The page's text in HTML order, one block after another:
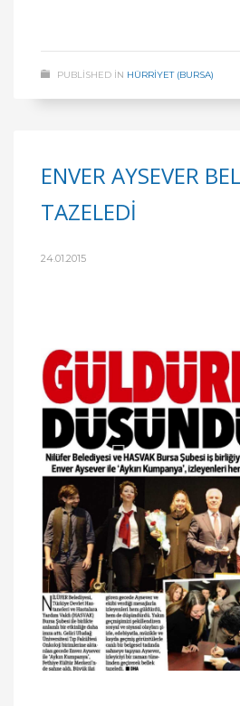
PUBLISHED IN HÜRRİYET (BURSA)
ENVER AYSEVER
TAZELEDİ
24.01.2015